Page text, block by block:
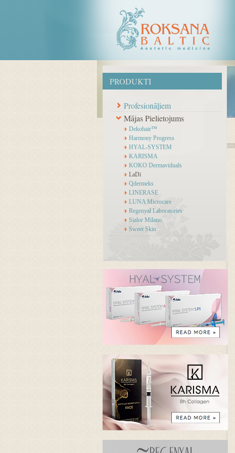
PRODUKTI
Profesionāļiem
Mājas Pielietojums
Dekohair™
Harmony Progress
HYAL-SYSTEM
KARISMA
KOKO Dermaviduals
LaDi
Qdermeks
LINERASE
LUNA Microcare
Regenyal Laboratories
Sialor Milano
Sweet Skin